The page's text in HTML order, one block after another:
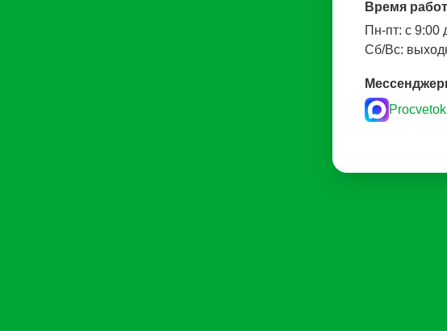
Время
Пн-пт: с
Сб/Вс: